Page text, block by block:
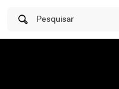
Pesquisar